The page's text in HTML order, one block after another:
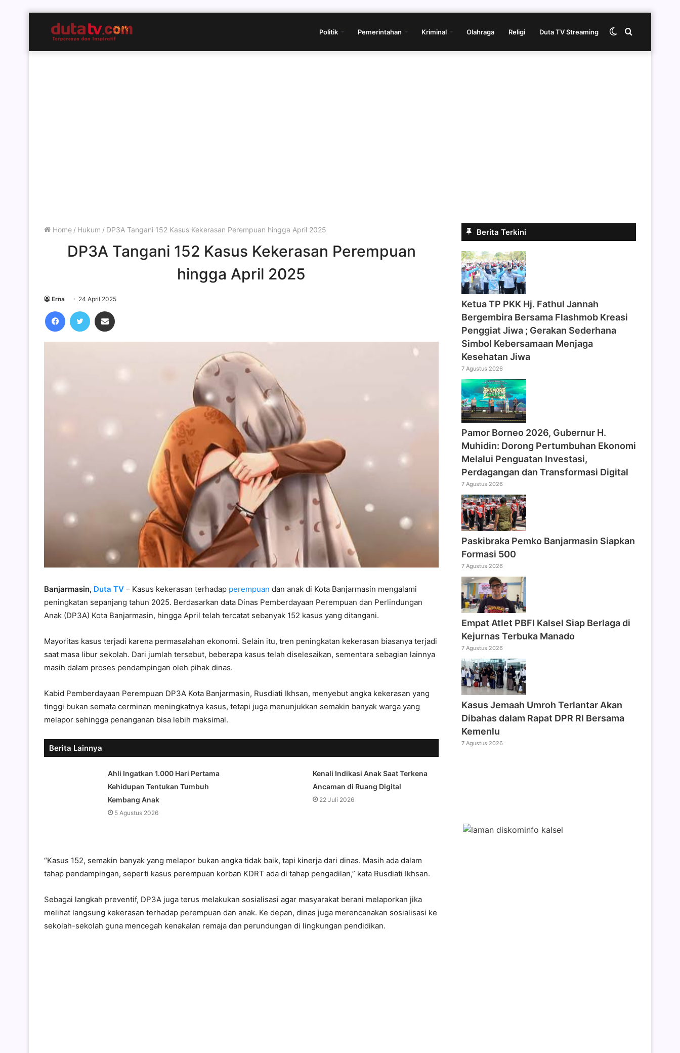
Politik Pemerintahan Kriminal Olahraga Religi Duta TV Streaming Cari
Switch
Home / Hukum / DP3A Tangani 152 Kasus Kekerasan Perempuan hingga April 2025
DP3A Tangani 152 Kasus Kekerasan Perempuan
hingga April 2025
Erna 24 April 2025
FacebookTwitter
Banjarmasin, Duta TV – Kasus kekerasan terhadap perempuan dan anak di Kota Banjarmasin mengalami
peningkatan sepanjang tahun 2025. Berdasarkan data Dinas Pemberdayaan Perempuan dan Perlindungan
Anak (DP3A) Kota Banjarmasin, hingga April telah tercatat sebanyak 152 kasus yang ditangani.
Mayoritas kasus terjadi karena permasalahan ekonomi. Selain itu, tren peningkatan kekerasan biasanya terjadi
saat masa libur sekolah. Dari jumlah tersebut, beberapa kasus telah diselesaikan, sementara sebagian lainnya
masih dalam proses pendampingan oleh pihak dinas.
Kabid Pemberdayaan Perempuan DP3A Kota Banjarmasin, Rusdiati Ikhsan, menyebut angka kekerasan yang
tinggi bukan semata cerminan meningkatnya kasus, tetapi juga menunjukkan semakin banyak warga yang
melapor sehingga penanganan bisa lebih maksimal.
Berita Lainnya
Ahli Ingatkan 1.000 Hari Pertama
Kehidupan Tentukan Tumbuh
Kembang Anak
5 Agustus 2026
Kenali Indikasi Anak Saat Terkena
Ancaman di Ruang Digital
22 Juli 2026
“Kasus 152, semakin banyak yang melapor bukan angka tidak baik, tapi kinerja dari dinas. Masih ada dalam
tahap pendampingan, seperti kasus perempuan korban KDRT ada di tahap pengadilan,” kata Rusdiati Ikhsan.
Sebagai langkah preventif, DP3A juga terus melakukan sosialisasi agar masyarakat berani melaporkan jika
melihat langsung kekerasan terhadap perempuan dan anak. Ke depan, dinas juga merencanakan sosialisasi ke
sekolah-sekolah guna mencegah kenakalan remaja dan perundungan di lingkungan pendidikan.
Berita Terkini
‎Ketua TP PKK Hj. Fathul Jannah
Bergembira Bersama Flashmob Kreasi
Penggiat Jiwa ; Gerakan Sederhana
Simbol Kebersamaan Menjaga
Kesehatan Jiwa
7 Agustus 2026
Pamor Borneo 2026, Gubernur H.
Muhidin: Dorong Pertumbuhan Ekonomi
Melalui Penguatan Investasi,
Perdagangan dan Transformasi Digital
7 Agustus 2026
Paskibraka Pemko Banjarmasin Siapkan
Formasi 500
7 Agustus 2026
Empat Atlet PBFI Kalsel Siap Berlaga di
Kejurnas Terbuka Manado
7 Agustus 2026
Kasus Jemaah Umroh Terlantar Akan
Dibahas dalam Rapat DPR RI Bersama
Kemenlu
7 Agustus 2026